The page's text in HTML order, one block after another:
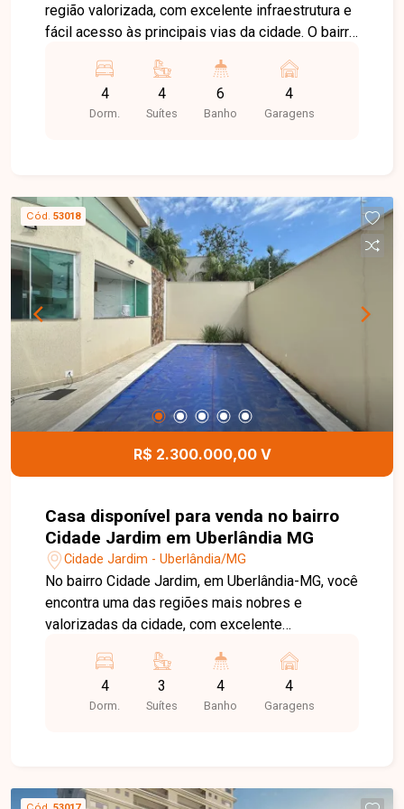
região valorizada, com excelente infraestrutura e
fácil acesso às principais vias da cidade. O bairro
escolas, supermercados, comércios e diversos
serviços, proporcionando praticidade e qualidade
de vida. Sobrado disponível para locação, com
entrada, sala de TV, sala de estar, sala de jantar,
escritório, lavabo, cozinha com armários
planejados, despensa, área de serviço com
banheiro de apoio e uma completa área de lazer
com piscina aquecida. Possui ainda
estacionamento para até 04 veículos. No
segundo pavimento, dispõe de sala de apoio e
04 suítes, todas com armários planejados, sendo
01 suíte máster com hidromassagem,
oferecendo conforto, privacidade e sofisticação
para toda a família. Entre em contato para mais
informações e agende uma visita para conhecer
este excelente imóvel.
4
Dorm.
4
Suítes
6
Banho
4
Garagens
Cód. 53018
R$ 2.300.000,00 V
Casa disponível para venda no bairro
Cidade Jardim em Uberlândia MG
Cidade Jardim - Uberlândia/MG
No bairro Cidade Jardim, em Uberlândia-MG, você
encontra uma das regiões mais nobres e
valorizadas da cidade, com excelente
e proximidade com supermercados, escolas,
restaurantes, farmácias e diversos serviços,
proporcionando conforto, praticidade e qualidade
ampla, 4 quartos, sendo 3 suítes, banheiro social,
4
Dorm.
3
Suítes
4
Banho
4
Garagens